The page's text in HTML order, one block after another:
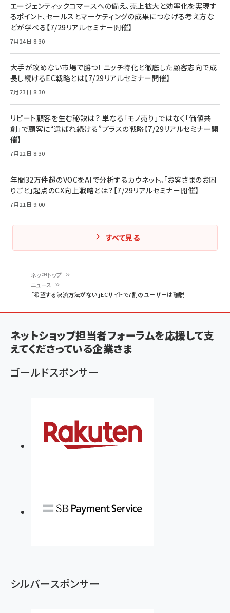
ン
く
ず
ネッ担トップ
ニュース
「希望する決済方法がない」ECサイトで7割のユーザーは離脱
エージェンティックコマースへの備え、売上拡大と効率化を実現す
るポイント、セールスとマーケティングの成果につなげる考え方な
どが学べる【7/29リアルセミナー開催】
7月24日 8:30
大手が攻めない市場で勝つ！ ニッチ特化と徹底した顧客志向で成
長し続けるEC戦略とは【7/29リアルセミナー開催】
7月23日 8:30
リピート顧客を生む秘訣は？ 単なる「モノ売り」ではなく「価値共
創」で顧客に“選ばれ続ける”プラスの戦略【7/29リアルセミナー開
催】
7月22日 8:30
年間32万件超のVOCをAIで分析するカウネット。「お客さまのお困
りごと」起点のCX向上戦略とは？【7/29リアルセミナー開催】
7月21日 9:00
すべて見る
ネットショップ担当者フォーラムを応援して支
えてくださっている企業さま
ゴールドスポンサー
シルバースポンサー